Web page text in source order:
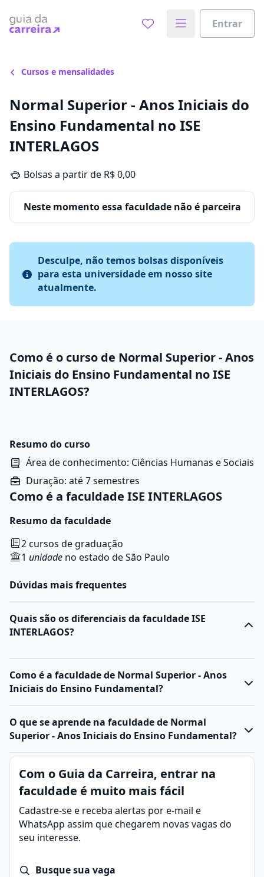
Entrar
Cursos e mensalidades
Normal Superior - Anos Iniciais do
Ensino Fundamental no ISE
INTERLAGOS
Bolsas a partir de R$ 0,00
Neste momento essa faculdade não é parceira
Desculpe, não temos bolsas disponíveis
para esta universidade em nosso site
atualmente.
Como é o curso de Normal Superior - Anos
Iniciais do Ensino Fundamental no ISE
INTERLAGOS?
Resumo do curso
Área de conhecimento: Ciências Humanas e Sociais
Duração: até 7 semestres
Como é a faculdade ISE INTERLAGOS
Resumo da faculdade
2 cursos de graduação
1 unidade no estado de São Paulo
Dúvidas mais frequentes
Quais são os diferenciais da faculdade ISE
INTERLAGOS?
Como é a faculdade de Normal Superior - Anos
Iniciais do Ensino Fundamental?
O que se aprende na faculdade de Normal
Superior - Anos Iniciais do Ensino Fundamental?
Com o Guia da Carreira, entrar na
faculdade é muito mais fácil
Cadastre-se e receba alertas por e-mail e
WhatsApp assim que chegarem novas vagas do
seu interesse.
Busque sua vaga